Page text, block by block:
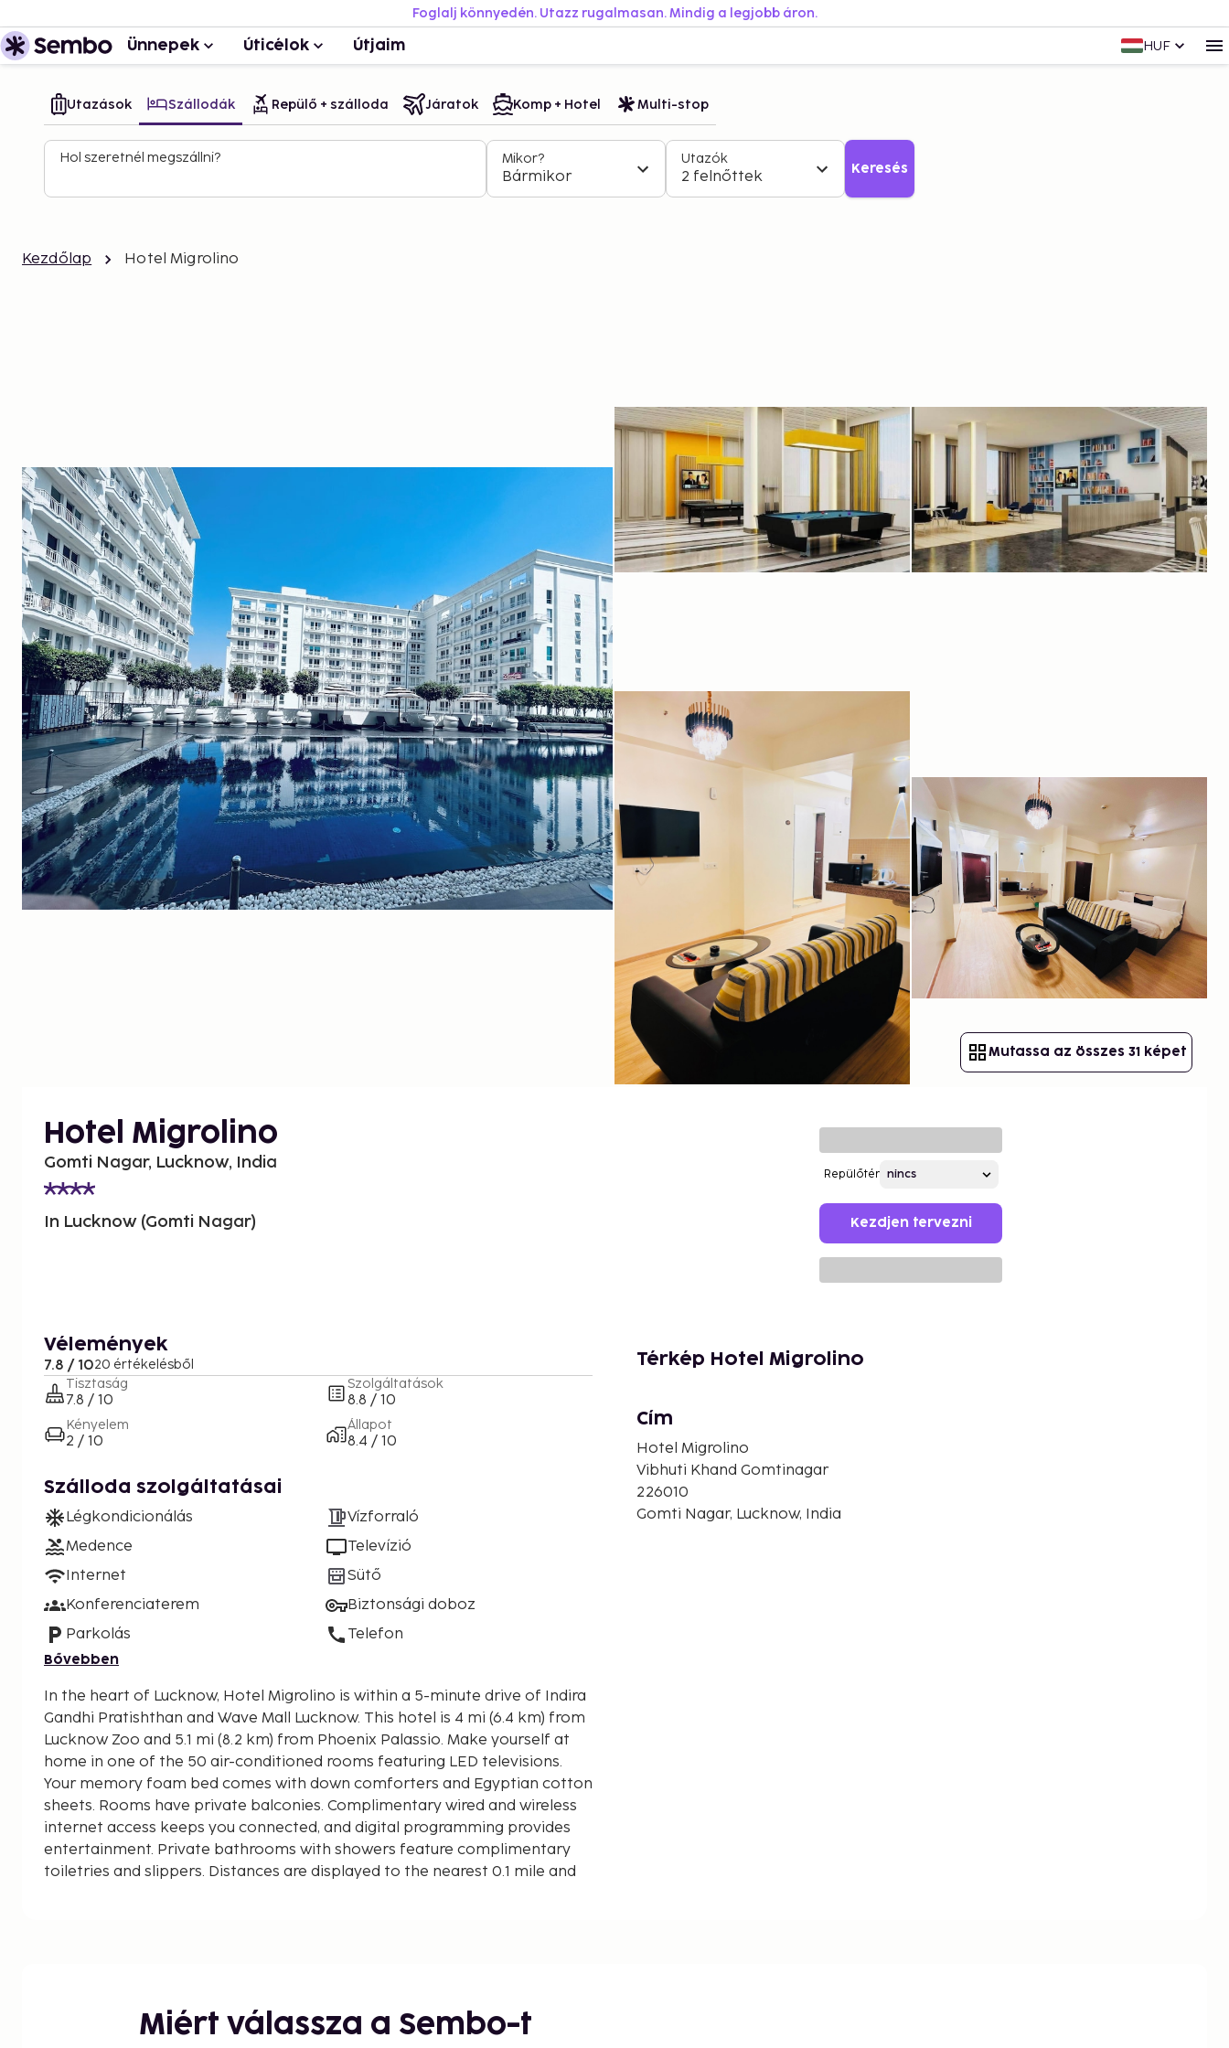
Foglalj könnyedén. Utazz rugalmasan. Mindig a legjobb áron.
Ünnepek Úticélok Útjaim HUF
Utazások Szállodák Repülő + szálloda Járatok Komp + Hotel Multi-stop
Hol szeretnél megszállni? Mikor?
Bármikor
Utazók
2 felnőttek Keresés
Kezdőlap Hotel Migrolino
Mutassa az összes 31 képet
Hotel Migrolino
Gomti Nagar, Lucknow, India
In Lucknow (Gomti Nagar)
Repülőtér
Kezdjen tervezni
Vélemények
7.8 / 1020 értékelésből
Tisztaság
7.8 / 10
Kényelem
2 / 10
Szolgáltatások
8.8 / 10
Állapot
8.4 / 10
Szálloda szolgáltatásai
Légkondicionálás
Medence
Internet
Konferenciaterem
Parkolás
Vízforraló
Televízió
Sütő
Biztonsági doboz
Telefon
Bővebben
In the heart of Lucknow, Hotel Migrolino is within a 5-minute drive of Indira
Gandhi Pratishthan and Wave Mall Lucknow. This hotel is 4 mi (6.4 km) from
Lucknow Zoo and 5.1 mi (8.2 km) from Phoenix Palassio. Make yourself at
home in one of the 50 air-conditioned rooms featuring LED televisions.
Your memory foam bed comes with down comforters and Egyptian cotton
sheets. Rooms have private balconies. Complimentary wired and wireless
internet access keeps you connected, and digital programming provides
entertainment. Private bathrooms with showers feature complimentary
toiletries and slippers. Distances are displayed to the nearest 0.1 mile and
Farangi Mahal Islamic Centre of India - 3.3 km / 2.1 mi
Sahara Hospital - 3.8 km / 2.3 mi
Térkép Hotel Migrolino
Cím
Hotel Migrolino
Vibhuti Khand Gomtinagar
226010
Gomti Nagar, Lucknow, India
Miért válassza a Sembo-t